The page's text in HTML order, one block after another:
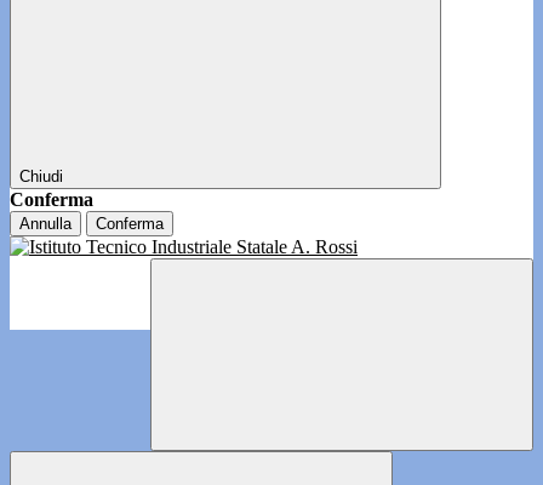
Chiudi
Conferma
Annulla Conferma